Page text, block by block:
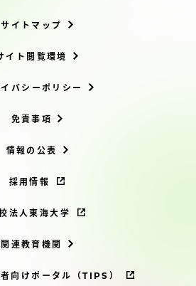
サイトマップ
イト閲覧環境
バシーポリシー
免責事項
情報の公表
採用情報
法人東海大学
関連教育機関
向けポータル（TIPS）